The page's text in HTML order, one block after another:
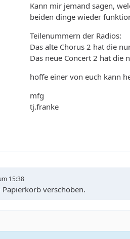
Kann mir jemand sagen,
beiden dinge wieder
Teilenummern der Radios:
Das alte Chorus 2 hat die
Das neue Concert 2 hat die
hoffe einer von euch kann
mfg
tj.franke
15:38
verschoben.